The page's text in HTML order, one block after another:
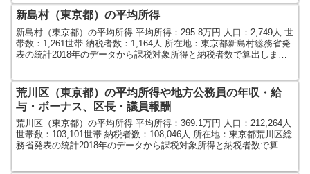
新島村（東京都）の平均所得
新島村（東京都）の平均所得 平均所得：295.8万円 人口：2,749人 世
帯数：1,261世帯 納税者数：1,164人 所在地：東京都新島村総務省発
表の統計2018年のデータから課税対象所得と納税者数で算出しまし
荒川区（東京都）の平均所得や地方公務員の年収・給
与・ボーナス、区長・議員報酬
荒川区（東京都）の平均所得 平均所得：369.1万円 人口：212,264人
世帯数：103,101世帯 納税者数：108,046人 所在地：東京都荒川区総
務省発表の統計2018年のデータから課税対象所得と納税者数で算出